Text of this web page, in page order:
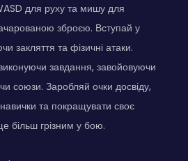
для руху та мишу для
зброєю. Вступай у
закляття та фізичні атаки.
завдання, завойовуючи
союзи. Заробляй очки досвіду,
та покращувати своє
більш грізним у бою.